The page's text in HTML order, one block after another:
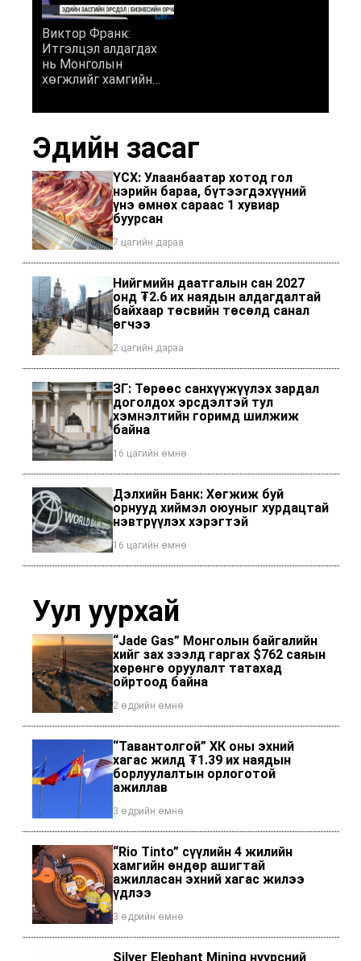
Виктор Франк:
Итгэлцэл алдагдах
нь Монголын
хөгжлийг хамгийн
Эдийн засаг
ҮСХ: Улаанбаатар хотод гол
нэрийн бараа, бүтээгдэхүүний
үнэ өмнөх сараас 1 хувиар
буурсан
7 цагийн дараа
Нийгмийн даатгалын сан 2027
онд ₮2.6 их наядын алдагдалтай
байхаар төсвийн төсөлд санал
өгчээ
2 цагийн дараа
ЗГ: Төрөөс санхүүжүүлэх зардал
доголдох эрсдэлтэй тул
хэмнэлтийн горимд шилжиж
байна
16 цагийн өмнө
Дэлхийн Банк: Хөгжиж буй
орнууд хиймэл оюуныг хурдацтай
нэвтрүүлэх хэрэгтэй
16 цагийн өмнө
Уул уурхай
“Jade Gas” Монголын байгалийн
хийг зах зээлд гаргах $762 саяын
хөрөнгө оруулалт татахад
ойртоод байна
2 өдрийн өмнө
“Тавантолгой” ХК оны эхний
хагас жилд ₮1.39 их наядын
борлуулалтын орлоготой
ажиллав
3 өдрийн өмнө
“Rio Tinto” сүүлийн 4 жилийн
хамгийн өндөр ашигтай
ажилласан эхний хагас жилээ
үдлээ
3 өдрийн өмнө
Silver Elephant Mining нүүрсний